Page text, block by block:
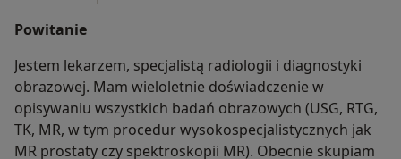
Powitanie
Jestem lekarzem, specjalistą radiologii i diagnostyki
obrazowej. Mam wieloletnie doświadczenie w
opisywaniu wszystkich badań obrazowych (USG, RTG,
TK, MR, w tym procedur wysokospecjalistycznych jak
MR prostaty czy spektroskopii MR). Obecnie skupiam